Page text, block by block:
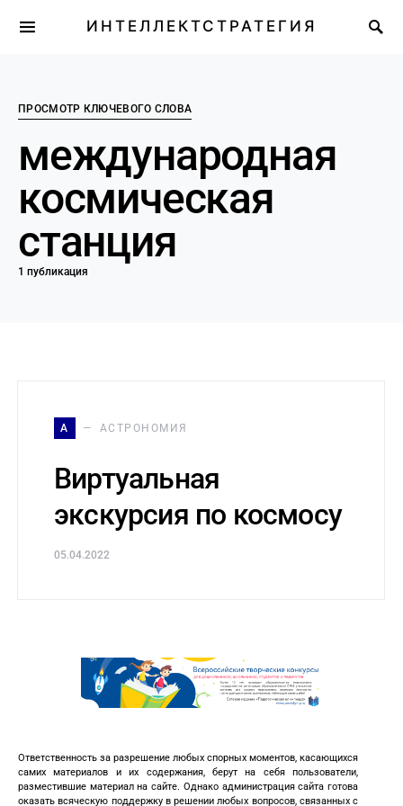
ИНТЕЛЛЕКТСТРАТЕГИЯ
ПРОСМОТР КЛЮЧЕВОГО СЛОВА
международная
космическая
станция
1 публикация
А АСТРОНОМИЯ
Виртуальная
экскурсия по космосу
05.04.2022
Ответственность за разрешение любых спорных моментов, касающихся
самих материалов и их содержания, берут на себя пользователи,
разместившие материал на сайте. Однако администрация сайта готова
оказать всяческую поддержку в решении любых вопросов, связанных с